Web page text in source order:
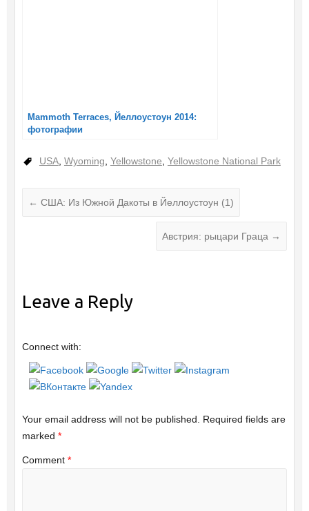
Mammoth Terraces, Йеллоустоун 2014:
фотографии
USA, Wyoming Yellowstone Yellowstone National Park
← США: Из Южной Дакоты в Йеллоустоун (1)
Австрия: рыцари Граца →
Leave a Reply
Connect with:
Your email address will not be published.
Required fields are
marked *
Comment *